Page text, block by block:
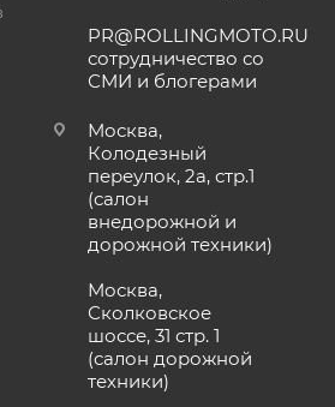
PR@ROLLINGMOTO.RU
сотрудничество со
СМИ и блогерами
Москва,
Колодезный
переулок, 2а, стр.1
(салон
внедорожной и
дорожной техники)
Москва,
Сколковское
шоссе, 31 стр. 1
(салон дорожной
техники)